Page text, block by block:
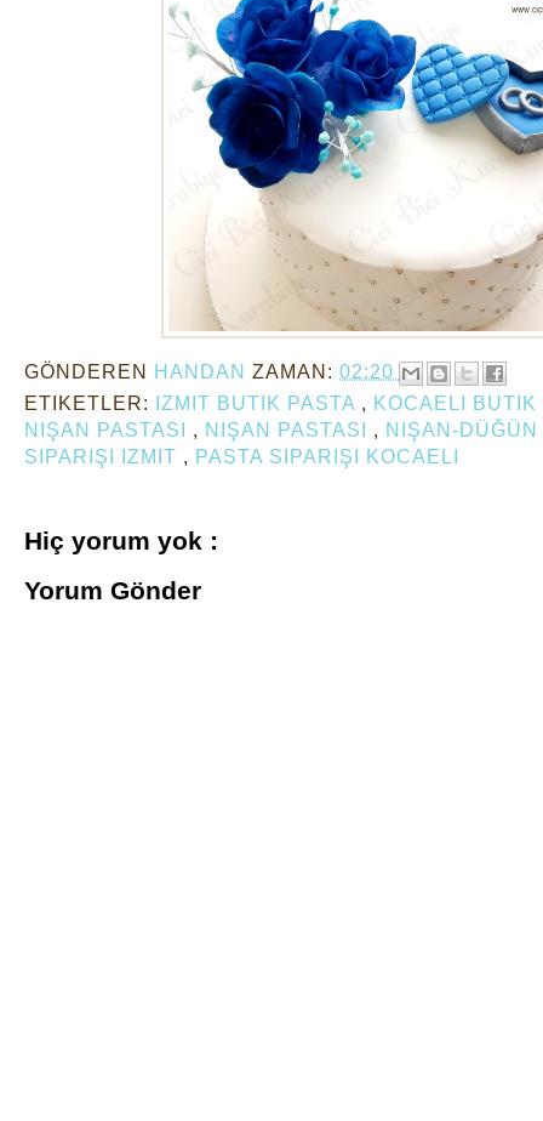
GÖNDEREN HANDAN ZAMAN: 02:20
ETIKETLER:
IZMIT BUTIK PASTA , KOCAELI
NIŞAN PASTASI , NIŞAN PASTASI , NIŞAN-DÜĞÜN
SIPARIŞI IZMIT , PASTA SIPARIŞI KOCAELI
Hiç yorum yok :
Yorum Gönder